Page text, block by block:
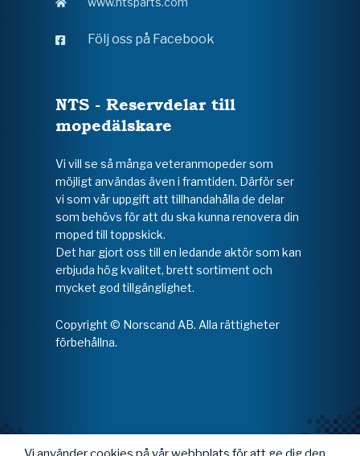
Följ oss på Facebook
NTS - Reservdelar till
mopedälskare
Vi vill se så många veteranmopeder som
möjligt användas även i framtiden. Därför ser
vi som vår uppgift att tillhandahålla de delar
som behövs för att du ska kunna renovera din
moped till toppskick.
Det har gjort oss till en ledande aktör som kan
erbjuda hög kvalitet, brett sortiment och
mycket god tillgänglighet.
Copyright © Norscand AB. Alla rättigheter
förbehållna.